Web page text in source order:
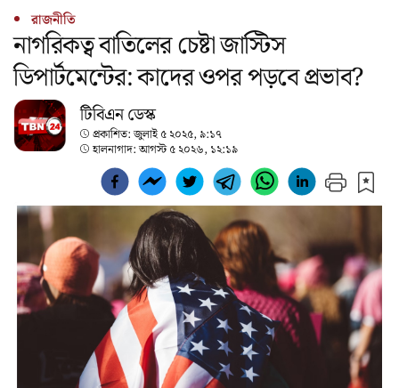
রাজনীতি
নাগরিকত্ব বাতিলের চেষ্টা জাস্টিস
ডিপার্টমেন্টের: কাদের ওপর পড়বে প্রভাব?
টিবিএন ডেস্ক
প্রকাশিত:জুলাই ৫ ২০২৫, ৯:১৭
হালনাগাদ:আগস্ট ৫ ২০২৬, ১২:১৯